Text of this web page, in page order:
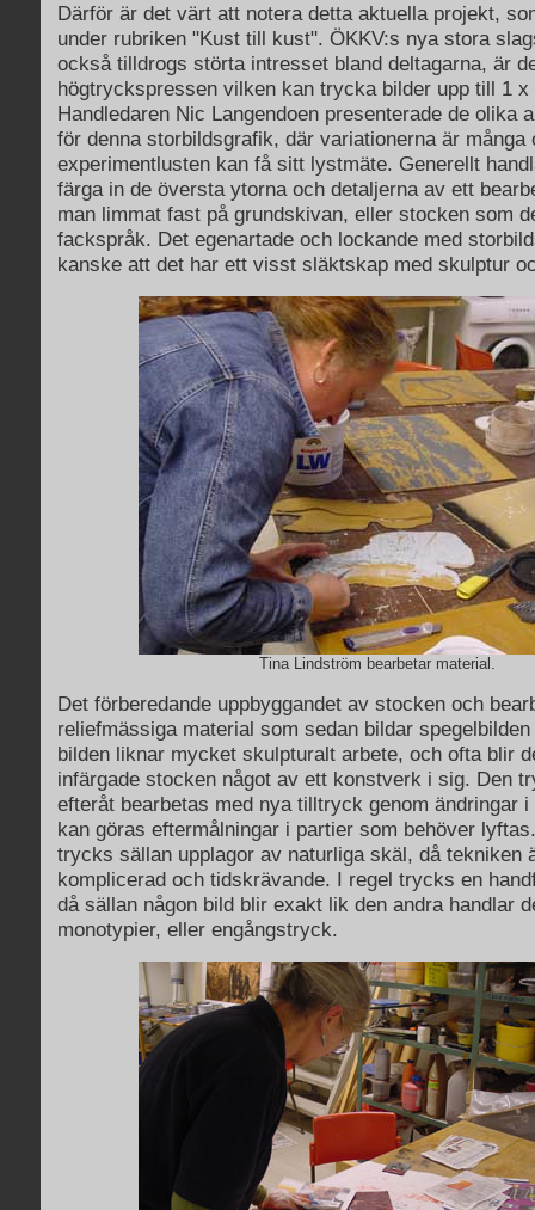
Därför är det värt att notera detta aktuella projekt,
under rubriken "Kust till kust". ÖKKV:s nya stora
också tilldrogs störta intresset bland deltagarna, är
högtryckspressen vilken kan trycka bilder upp till 1 x
Handledaren Nic Langendoen presenterade de olika
för denna storbildsgrafik, där variationerna är många
experimentlusten kan få sitt lystmäte. Generellt
färga in de översta ytorna och detaljerna av ett
man limmat fast på grundskivan, eller stocken som
fackspråk. Det egenartade och lockande med
kanske att det har ett visst släktskap med skulptur
Tina Lindström bearbetar material.
Det förberedande uppbyggandet av stocken och
reliefmässiga material som sedan bildar
bilden liknar mycket skulpturalt arbete, och ofta blir
infärgade stocken något av ett konstverk i sig. Den
efteråt bearbetas med nya tilltryck genom ändringar
kan göras eftermålningar i partier som behöver
trycks sällan upplagor av naturliga skäl, då tekniken
komplicerad och tidskrävande. I regel trycks en
då sällan någon bild blir exakt lik den andra handlar
monotypier, eller engångstryck.